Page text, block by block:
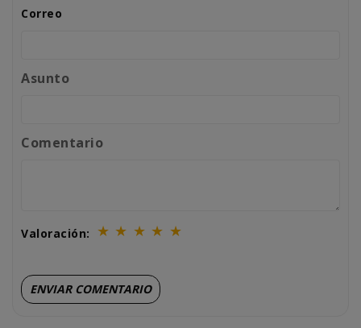
Correo
Asunto
Comentario
Valoración: ★ ★ ★ ★ ★